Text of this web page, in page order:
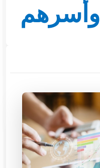
وأسرهم